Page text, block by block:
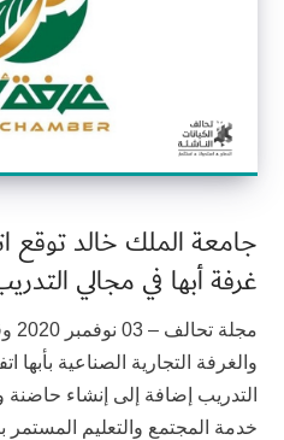
جامعة الملك خالد توقع
غرفة أبها في مجالي
والغرفة التجارية الصناعية
التدريب إضافة إلى إنشاء
خدمة المجتمع والتعليم المستمر